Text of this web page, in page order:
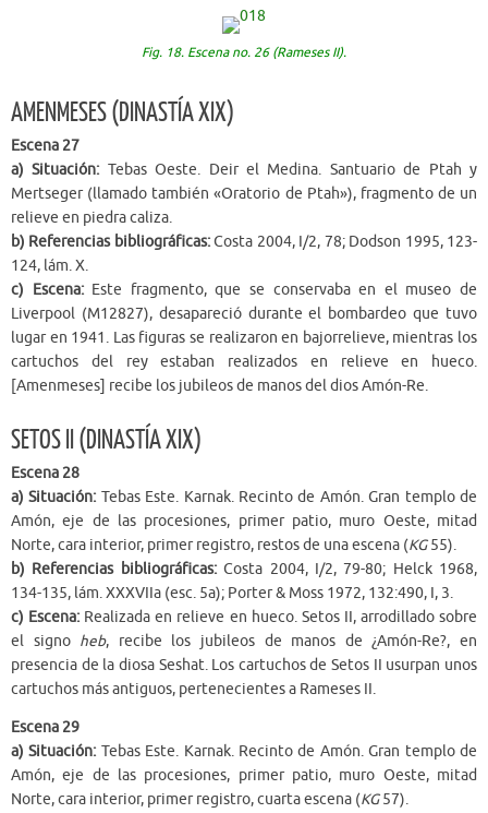
Fig. 18. Escena no. 26 (Rameses II).
AMENMESES (DINASTÍA XIX)
Escena 27
a) Situación: Tebas Oeste. Deir el Medina. Santuario de Ptah y
Mertseger (llamado también «Oratorio de Ptah»), fragmento de un
relieve en piedra caliza.
b) Referencias bibliográficas:Costa 2004, I/2, 78; Dodson 1995, 123-
124, lám. X.
c) Escena:Este fragmento, que se conservaba en el museo de
Liverpool (M12827), desapareció durante el bombardeo que tuvo
lugar en 1941. Las figuras se realizaron en bajorrelieve, mientras los
cartuchos del rey estaban realizados en relieve en hueco.
[Amenmeses] recibe los jubileos de manos del dios Amón-Re.
SETOS II (DINASTÍA XIX)
Escena 28
a) Situación: Tebas Este. Karnak. Recinto de Amón. Gran templo de
Amón, eje de las procesiones, primer patio, muro Oeste, mitad
Norte, cara interior, primer registro, restos de una escena (KG55).
b) Referencias bibliográficas:Costa 2004, I/2, 79-80; Helck 1968,
134-135, lám. XXXVIIa (esc. 5a); Porter & Moss 1972, 132:490, I, 3.
c) Escena: Realizada en relieve en hueco. Setos II, arrodillado sobre
el signo heb, recibe los jubileos de manos de ¿Amón-Re?, en
presencia de la diosa Seshat. Los cartuchos de Setos II usurpan unos
cartuchos más antiguos, pertenecientes a Rameses II.
Escena 29
a) Situación: Tebas Este. Karnak. Recinto de Amón. Gran templo de
Amón, eje de las procesiones, primer patio, muro Oeste, mitad
Norte, cara interior, primer registro, cuarta escena (KG57).